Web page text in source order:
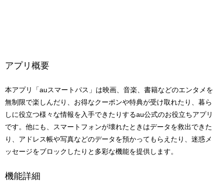
アプリ概要
本アプリ「auスマートパス」は映画、音楽、書籍などのエンタメを
無制限で楽しんだり、お得なクーポンや特典が受け取れたり、暮ら
しに役立つ様々な情報を入手できたりするau公式のお役立ちアプリ
です。他にも、スマートフォンが壊れたときはデータを救出できた
り、アドレス帳や写真などのデータを預かってもらえたり、迷惑メ
ッセージをブロックしたりと多彩な機能を提供します。
機能詳細